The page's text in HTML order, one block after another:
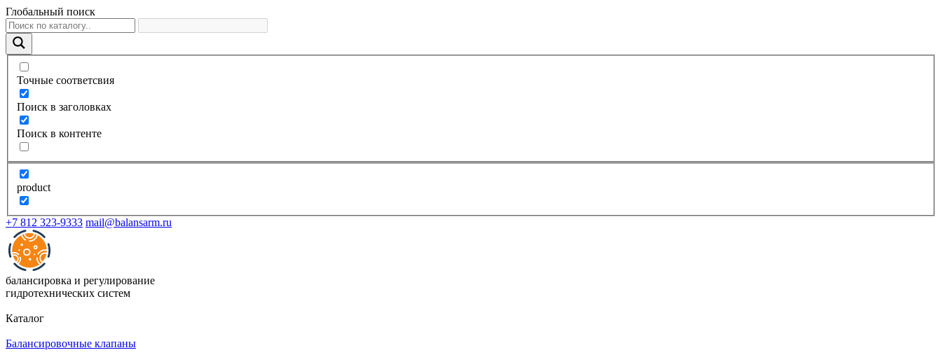
Глобальный поиск
Точные соответсвия
Поиск в заголовках
Поиск в контенте
product
+7 812 323-9333 mail@balansarm.ru
балансировка и регулирование
гидротехнических систем
Каталог
Балансировочные клапаны